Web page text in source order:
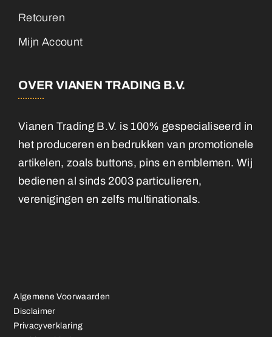
Retouren
Mijn Account
OVER VIANEN TRADING B.V.
Vianen Trading B.V. is 100% gespecialiseerd in
het produceren en bedrukken van promotionele
artikelen, zoals buttons, pins en emblemen. Wij
bedienen al sinds 2003 particulieren,
verenigingen en zelfs multinationals.
Algemene Voorwaarden
Disclaimer
Privacyverklaring